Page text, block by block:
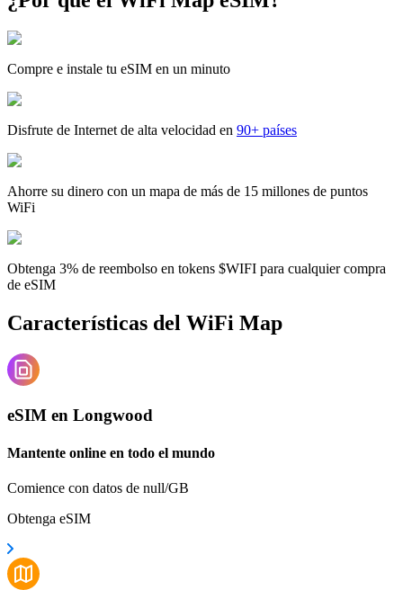
Compre e instale tu eSIM en un minuto
Disfrute de Internet de alta velocidad en 90+ países
Ahorre su dinero con un mapa de más de 15 millones de puntos
WiFi
Obtenga 3% de reembolso en tokens $WIFI para cualquier compra
de eSIM
Características del WiFi Map
eSIM en Longwood
Mantente online en todo el mundo
Comience con datos de null/GB
Obtenga eSIM